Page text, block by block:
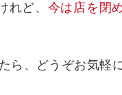
れど、 今は店を閉
ら、どうぞお気軽